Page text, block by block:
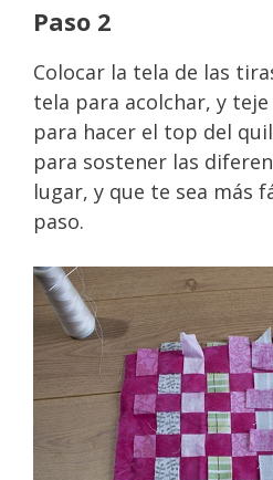
Paso 2
Colocar la tela de las
tela para acolchar, y
para hacer el top del
para sostener las
lugar, y que te sea más
paso.